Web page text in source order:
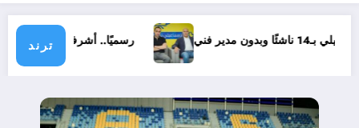
ترند
رسميًا.. أشرف خضر بـ14 ناشئًا وبدون مدير فني